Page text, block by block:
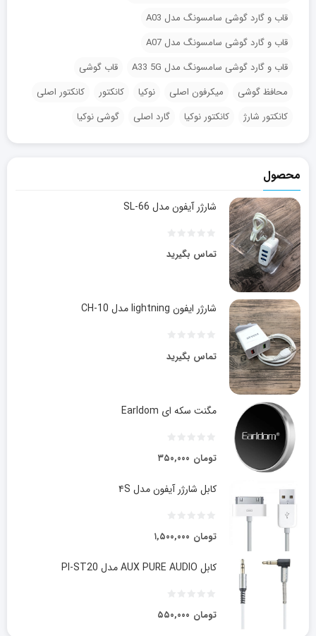
قاب و گارد گوشی سامسونگ مدل A03
قاب و گارد گوشی سامسونگ مدل A07
قاب و گارد گوشی سامسونگ مدل A33 5G
قاب گوشی
محافظ گوشی
میکرفون اصلی نوکیا کانکتور
کانکتور اصلی
کانکتور شارژ
کانکتور نوکیا گارد اصلی گوشی نوکیا
محصول
شارژر آیفون مدل SL-66
تماس بگیرید
شارژر ایفون lightning مدل CH-10
تماس بگیرید
مگنت سکه ای Earldom
۳۵۰,۰۰۰ تومان
کابل شارژر آیفون مدل ۴S
۱,۵۰۰,۰۰۰ تومان
کابل AUX PURE AUDIO مدل PI-ST20
۵۵۰,۰۰۰ تومان